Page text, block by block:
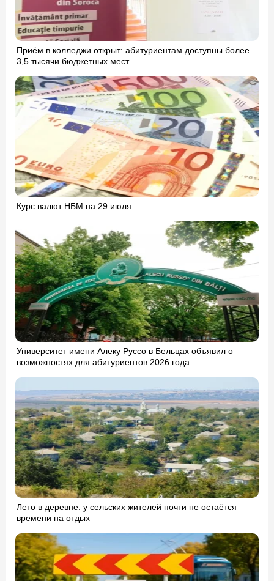
Приём в колледжи открыт: абитуриентам доступны более
3,5 тысячи бюджетных мест
Курс валют НБМ на 29 июля
Университет имени Алеку Руссо в Бельцах объявил о
возможностях для абитуриентов 2026 года
Лето в деревне: у сельских жителей почти не остаётся
времени на отдых